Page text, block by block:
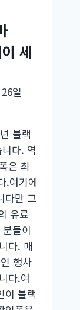
세
일
블랙
다. 역
은 최
.여기에
다만 그
유료
들이
다. 매
행사
다.여
이 블랙